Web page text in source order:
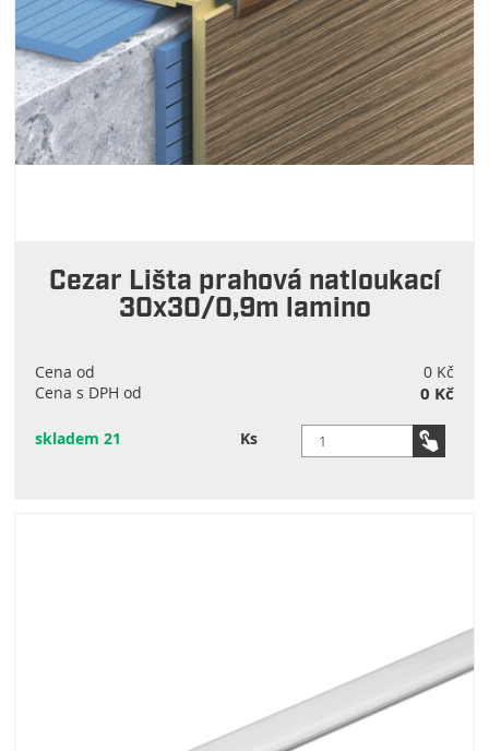
Cezar Lišta prahová natloukací
30x30/0,9m lamino
Cena od
0 Kč
Cena s DPH od
0 Kč
skladem 21 Ks